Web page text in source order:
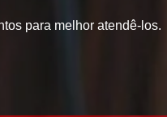
para melhor atendê-los.